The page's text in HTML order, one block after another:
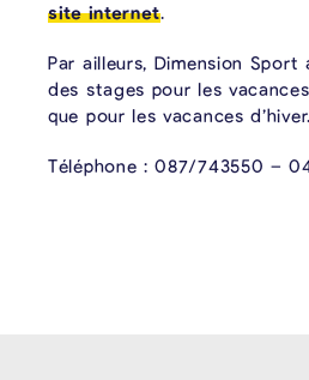
site internet.
Par ailleurs, Dimension Sport
des stages pour les
que pour les vacances d’hiver.
Téléphone : 087/743550 –